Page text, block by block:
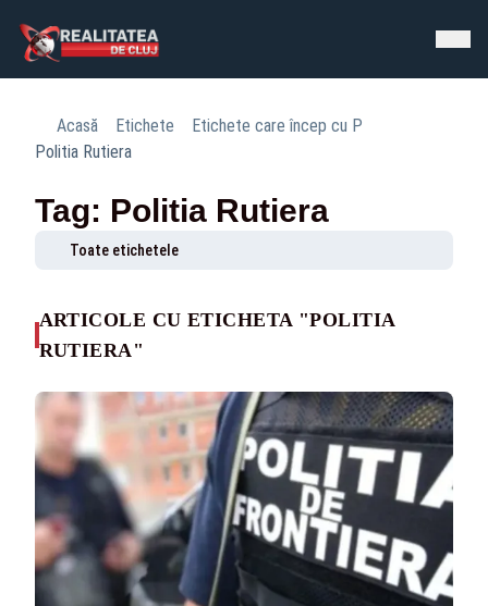
Acasă Etichete
Etichete care încep cu P
Politia Rutiera
Tag: Politia Rutiera
Toate etichetele
ARTICOLE CU ETICHETA "POLITIA
RUTIERA"